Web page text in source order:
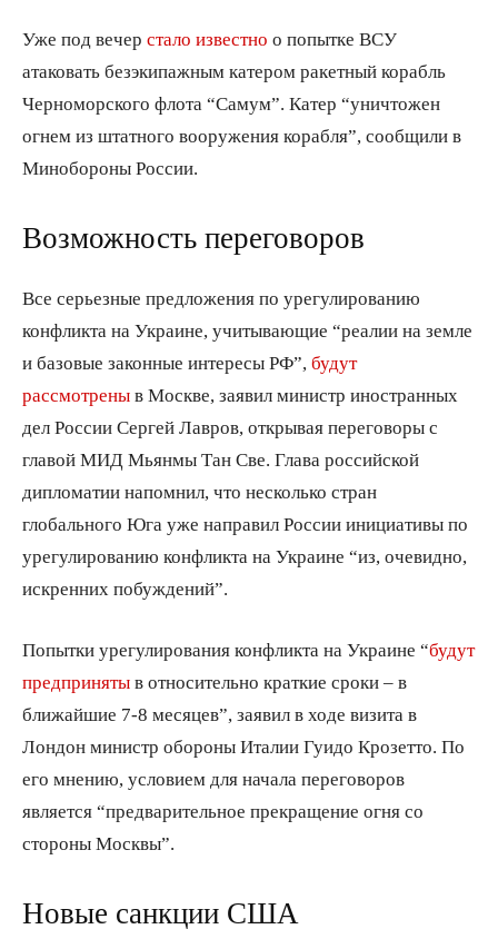
Уже под вечер стало известно о попытке ВСУ
атаковать безэкипажным катером ракетный корабль
Черноморского флота “Самум”. Катер “уничтожен
огнем из штатного вооружения корабля”, сообщили в
Минобороны России.
Возможность переговоров
Все серьезные предложения по урегулированию
конфликта на Украине, учитывающие “реалии на земле
и базовые законные интересы РФ”, будут
рассмотрены в Москве, заявил министр иностранных
дел России Сергей Лавров, открывая переговоры с
главой МИД Мьянмы Тан Све. Глава российской
дипломатии напомнил, что несколько стран
глобального Юга уже направил России инициативы по
урегулированию конфликта на Украине “из, очевидно,
искренних побуждений”.
Попытки урегулирования конфликта на Украине “будут
предприняты в относительно краткие сроки – в
ближайшие 7-8 месяцев”, заявил в ходе визита в
Лондон министр обороны Италии Гуидо Крозетто. По
его мнению, условием для начала переговоров
является “предварительное прекращение огня со
стороны Москвы”.
Новые санкции США